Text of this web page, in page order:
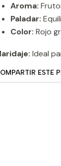
Aroma:
Paladar:
Color: Rojo
Ideal
ESTE